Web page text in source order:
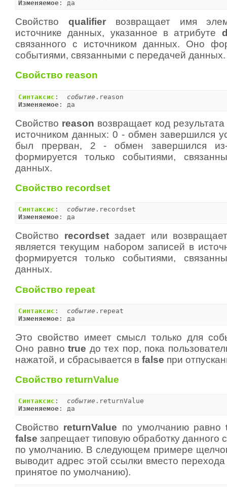
Изменяемое : да
Свойство qualifierвозвращает имя
источнике данных, указанное в атрибуте
связанного с источником данных. Оно
событиями, связанными с передачей данных.
Свойство reason
Синтаксис : событие
Изменяемое : да
Свойство reason возвращает код
источником данных: 0 - обмен завершился
был прерван, 2 - обмен завершился
формируется только событиями,
данных.
Свойство recordset
Синтаксис : событие
Изменяемое : да
Свойство recordsetзадает или
является текущим набором записей в
формируется только событиями,
данных.
Свойство repeat
Синтаксис : событие
Изменяемое : да
Это свойство имеет смысл только для
Оно равноtrue до тех пор, пока
нажатой, и сбрасывается в false при
Свойство returnValue
Синтаксис : событие
Изменяемое : да
Свойство returnValue по умолчанию равно
false запрещает типовую обработку данного
по умолчанию. В следующем примере
выводит адрес этой ссылки вместо
принятое по умолчанию).